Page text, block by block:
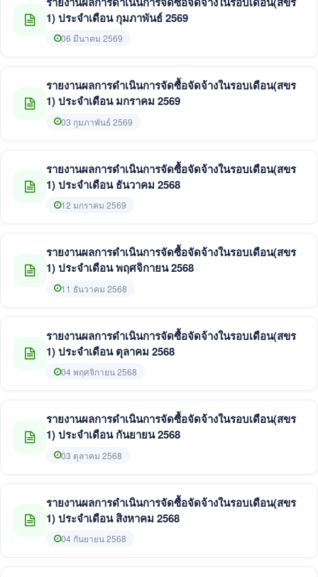
1) ประจำเดือน กุมภาพันธ์ 2569
06 มีนาคม 2569
รายงานผลการดำเนินการจัดซื้อจัดจ้างในรอบเดือน(สขร
1) ประจำเดือน มกราคม 2569
03 กุมภาพันธ์ 2569
รายงานผลการดำเนินการจัดซื้อจัดจ้างในรอบเดือน(สขร
1) ประจำเดือน ธันวาคม 2568
12 มกราคม 2569
รายงานผลการดำเนินการจัดซื้อจัดจ้างในรอบเดือน(สขร
1) ประจำเดือน พฤศจิกายน 2568
11 ธันวาคม 2568
รายงานผลการดำเนินการจัดซื้อจัดจ้างในรอบเดือน(สขร
1) ประจำเดือน ตุลาคม 2568
04 พฤศจิกายน 2568
รายงานผลการดำเนินการจัดซื้อจัดจ้างในรอบเดือน(สขร
1) ประจำเดือน กันยายน 2568
03 ตุลาคม 2568
รายงานผลการดำเนินการจัดซื้อจัดจ้างในรอบเดือน(สขร
1) ประจำเดือน สิงหาคม 2568
04 กันยายน 2568